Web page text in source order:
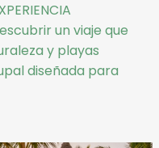
un viaje que
y playas
diseñada para